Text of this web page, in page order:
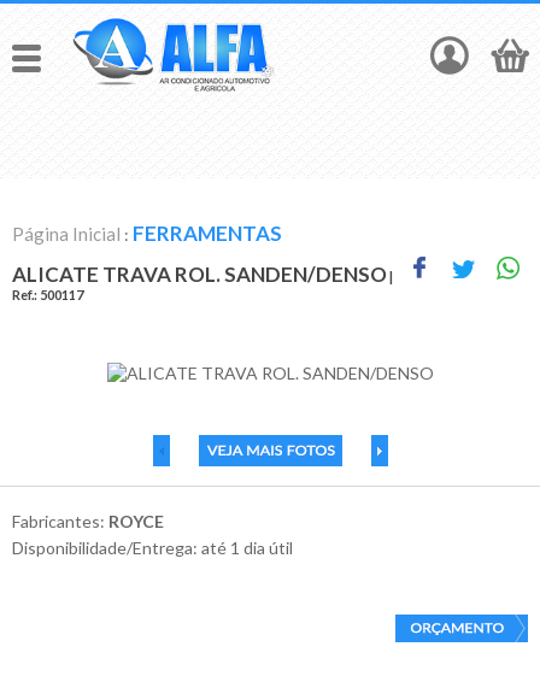
Página Inicial : FERRAMENTAS
ALICATE TRAVA ROL. SANDEN/DENSO|
Ref.: 500117
Fabricantes: ROYCE
Disponibilidade/Entrega: até 1 dia útil